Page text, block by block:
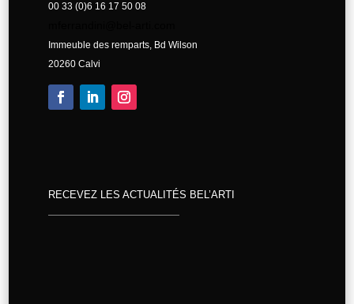
00 33 (0)6 16 17 50 08
Immeuble des remparts, Bd Wilson
20260 Calvi
RECEVEZ LES ACTUALITÉS BEL’ARTI